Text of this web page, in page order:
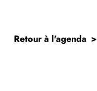
Retour à l'agenda